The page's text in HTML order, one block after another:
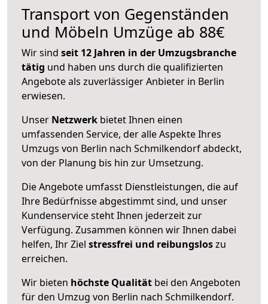
Transport von Gegenständen
und Möbeln Umzüge ab 88€
Wir sind seit 12 Jahren in der Umzugsbranche
tätig und haben uns durch die qualifizierten
Angebote als zuverlässiger Anbieter in Berlin
erwiesen.
Unser Netzwerk bietet Ihnen einen
umfassenden Service, der alle Aspekte Ihres
Umzugs von Berlin nach Schmilkendorf abdeckt,
von der Planung bis hin zur Umsetzung.
Die Angebote umfasst Dienstleistungen, die auf
Ihre Bedürfnisse abgestimmt sind, und unser
Kundenservice steht Ihnen jederzeit zur
Verfügung. Zusammen können wir Ihnen dabei
helfen, Ihr Ziel stressfrei und reibungsloszu
erreichen.
Wir bieten höchste Qualität bei den Angeboten
für den Umzug von Berlin nach Schmilkendorf.